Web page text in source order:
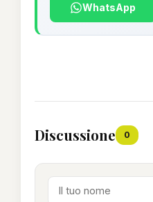
WhatsApp
Discussione 0